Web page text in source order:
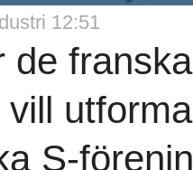
12:51
de
vill
S-